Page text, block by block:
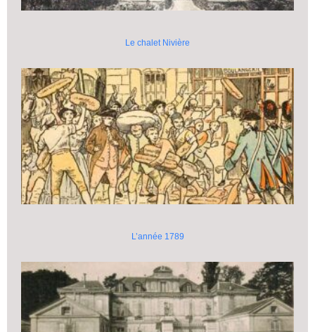
Le chalet Nivière
L’année 1789